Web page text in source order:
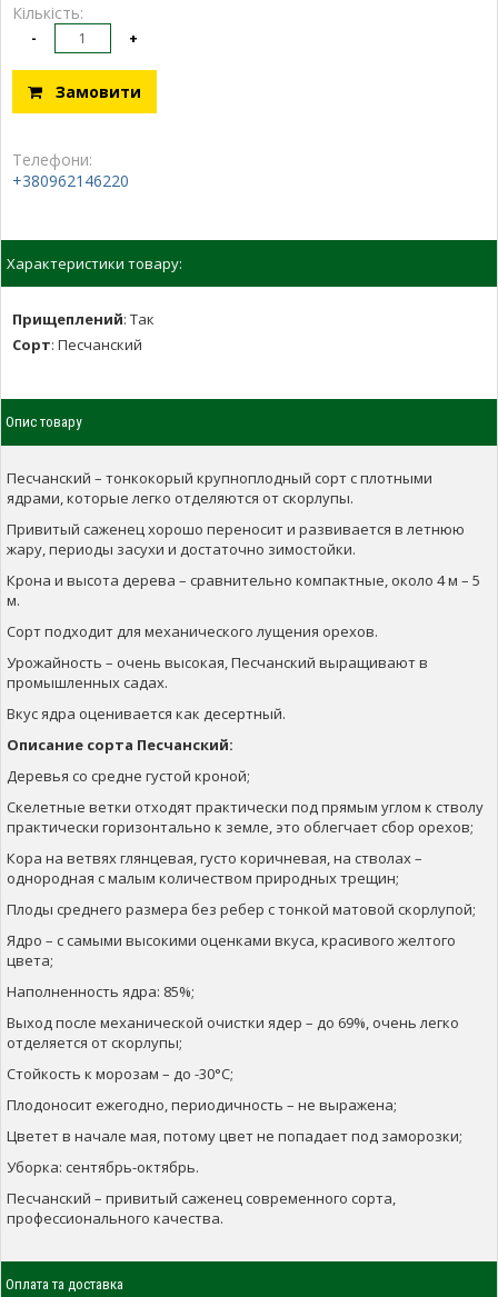
Кількість:
- +
Замовити
Телефони:
+380962146220
Характеристики товару:
Прищеплений: Так
Сорт: Песчанский
Опис товару
Песчанский – тонкокорый крупноплодный сорт с плотными
ядрами, которые легко отделяются от скорлупы.
Привитый саженец хорошо переносит и развивается в летнюю
жару, периоды засухи и достаточно зимостойки.
Крона и высота дерева – сравнительно компактные, около 4 м – 5
м.
Сорт подходит для механического лущения орехов.
Урожайность – очень высокая, Песчанский выращивают в
промышленных садах.
Вкус ядра оценивается как десертный.
Описание сорта Песчанский:
Деревья со средне густой кроной;
Скелетные ветки отходят практически под прямым углом к ​​стволу
практически горизонтально к земле, это облегчает сбор орехов;
Кора на ветвях глянцевая, густо коричневая, на стволах –
однородная с малым количеством природных трещин;
Плоды среднего размера без ребер с тонкой матовой скорлупой;
Ядро – с самыми высокими оценками вкуса, красивого желтого
цвета;
Наполненность ядра: 85%;
Выход после механической очистки ядер – до 69%, очень легко
отделяется от скорлупы;
Стойкость к морозам – до -30°С;
Плодоносит ежегодно, периодичность – не выражена;
Цветет в начале мая, потому цвет не попадает под заморозки;
Уборка: сентябрь-октябрь.
Песчанский – привитый саженец современного сорта,
профессионального качества.
Оплата та доставка